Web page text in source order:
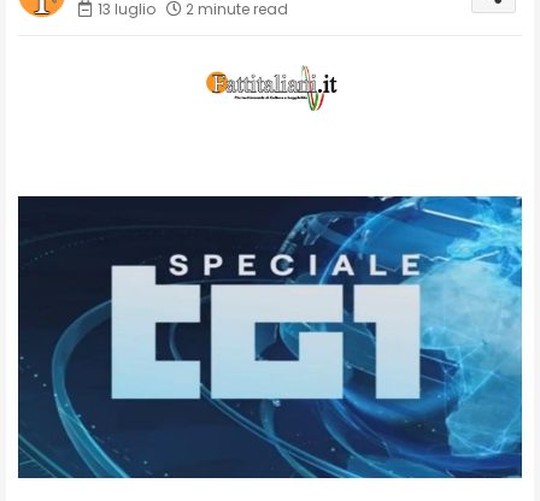
13 luglio
2 minute read